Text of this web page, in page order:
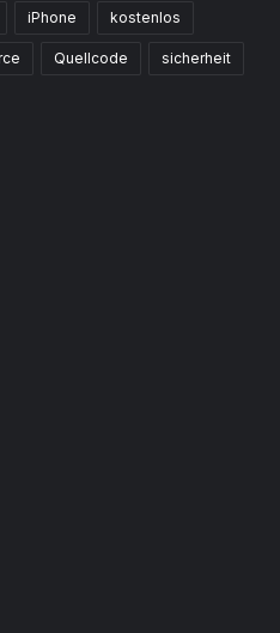
iPhone kostenlos
Quellcode sicherheit